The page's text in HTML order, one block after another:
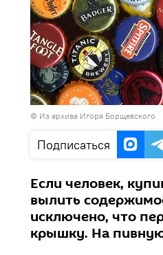
© Из архива Игоря Борщевского
Подписаться
Если человек,
вылить
исключено, что
крышку. На